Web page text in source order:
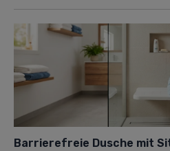
Barrierefreie Dusche mit